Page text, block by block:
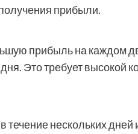
прибыли.
прибыль на каждом
Это требует высокой
нескольких дней